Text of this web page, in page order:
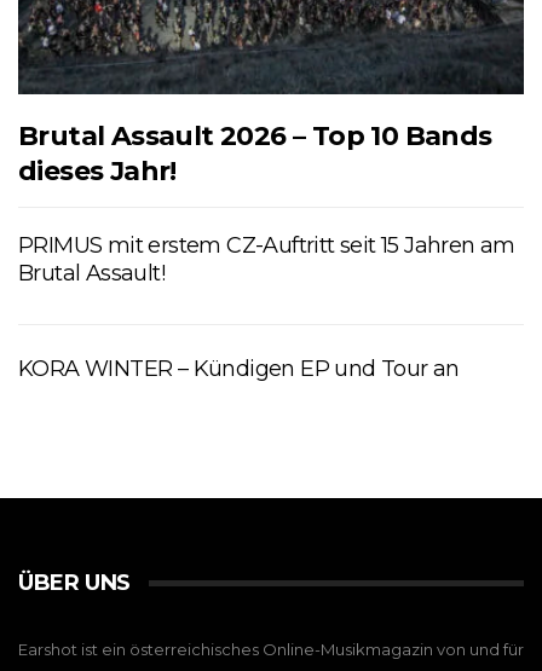
Brutal Assault 2026 – Top 10 Bands
dieses Jahr!
PRIMUS mit erstem CZ-Auftritt seit 15 Jahren am
Brutal Assault!
KORA WINTER – Kündigen EP und Tour an
ÜBER UNS
Earshot ist ein österreichisches Online-Musikmagazin von und für